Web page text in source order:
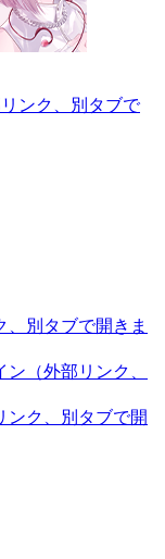
リンク、別タブで
、別タブで開きま
ン （外部リンク、
ンク、別タブで開